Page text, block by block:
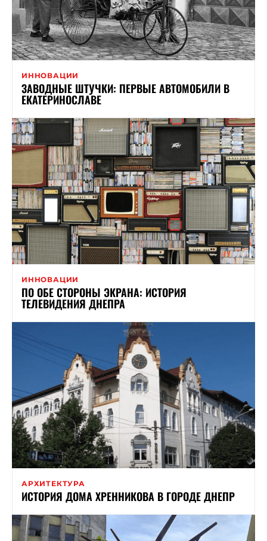
ИННОВАЦИИ
ЗАВОДНЫЕ ШТУЧКИ: ПЕРВЫЕ АВТОМОБИЛИ В
ЕКАТЕРИНОСЛАВЕ
ИННОВАЦИИ
ПО ОБЕ СТОРОНЫ ЭКРАНА: ИСТОРИЯ
ТЕЛЕВИДЕНИЯ ДНЕПРА
АРХИТЕКТУРА
ИСТОРИЯ ДОМА ХРЕННИКОВА В ГОРОДЕ ДНЕПР